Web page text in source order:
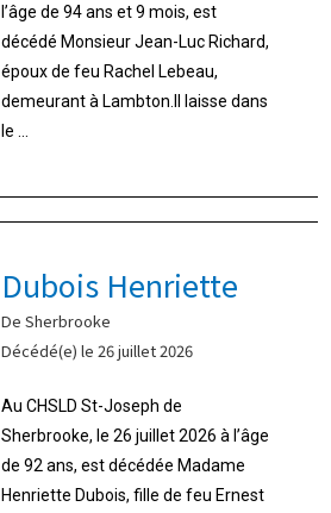
l’âge de 94 ans et 9 mois, est
décédé Monsieur Jean-Luc Richard,
époux de feu Rachel Lebeau,
demeurant à Lambton.Il laisse dans
le ...
Dubois Henriette
De Sherbrooke
Décédé(e) le 26 juillet 2026
Au CHSLD St-Joseph de
Sherbrooke, le 26 juillet 2026 à l’âge
de 92 ans, est décédée Madame
Henriette Dubois, fille de feu Ernest